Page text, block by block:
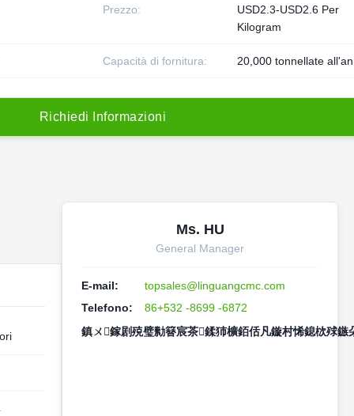
Prezzo:
USD2.3-USD2.6 Per
Kilogram
Capacità di fornitura: 20,000 tonnellate
Richiedi nformazioni
Ms. HU
General Manager
E-mail:
topsales@linguangcmc.com
Telefono:
86+532 -8699 -6872
鎮ㄨ鎵剧殑璧勬簮宸茶鍒犻櫎銆佸凡鏇村悕鎴栨殏鏃